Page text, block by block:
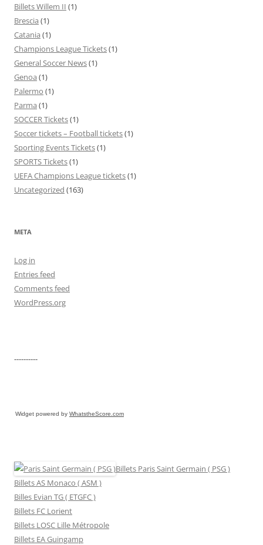
Billets Willem II (1)
Brescia (1)
Catania (1)
Champions League Tickets(1)
General Soccer News(1)
Genoa (1)
Palermo (1)
Parma (1)
SOCCER Tickets(1)
Soccer tickets – Football tickets(1)
Sporting Events Tickets(1)
SPORTS Tickets(1)
UEFA Champions League tickets(1)
Uncategorized (163)
META
Log in
Entries feed
Comments feed
WordPress.org
----------
Widget powered by WhatstheScore.com
Billets Paris Saint Germain ( PSG )
Billets AS Monaco ( ASM )
Billes Evian TG ( ETGFC )
Billets FC Lorient
Billets LOSC Lille Métropole
Billets EA Guingamp